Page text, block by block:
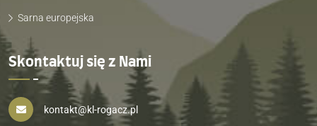
Sarna europejska
Skontaktuj się z Nami
kontakt@kl-rogacz.pl